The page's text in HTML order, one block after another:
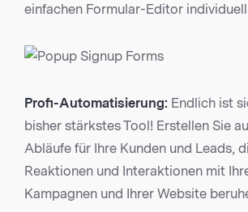
einfachen Formular-Editor
Profi-Automatisierung: Endlich ist
bisher stärkstes Tool! Erstellen Sie
Abläufe für Ihre Kunden und Leads,
Reaktionen und Interaktionen mit
Kampagnen und Ihrer Website